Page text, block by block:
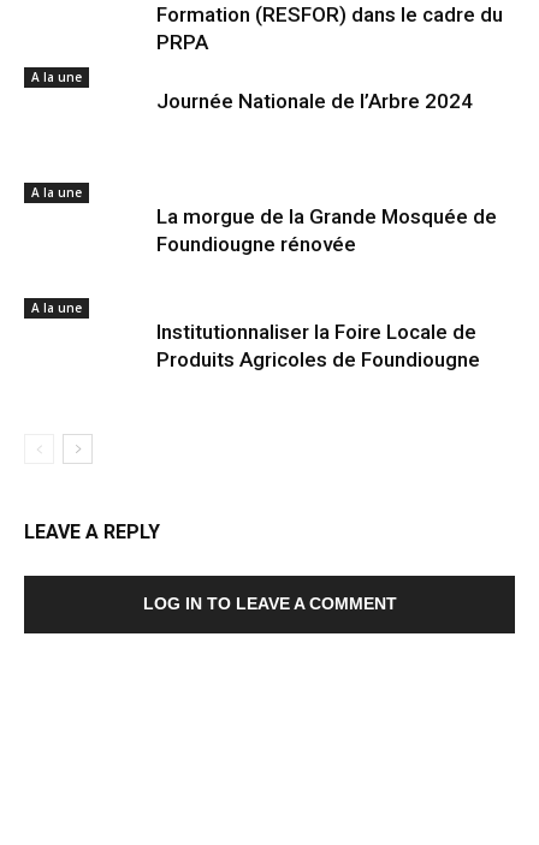
Formation (RESFOR) dans le cadre du
PRPA
A la une
Journée Nationale de l’Arbre 2024
A la une
La morgue de la Grande Mosquée de
Foundiougne rénovée
A la une
Institutionnaliser la Foire Locale de
Produits Agricoles de Foundiougne
LEAVE A REPLY
LOG IN TO LEAVE A COMMENT